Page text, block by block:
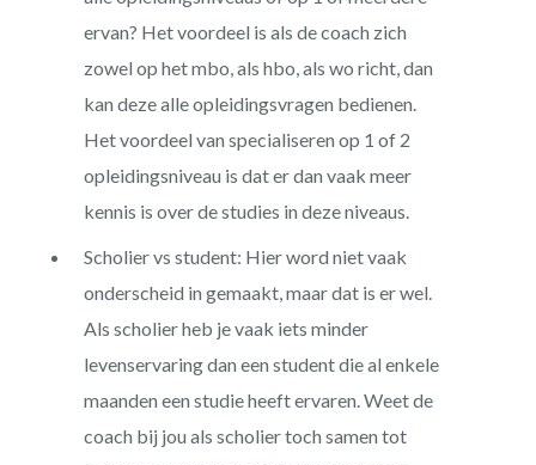
ervan? Het voordeel is als de coach zich
zowel op het mbo, als hbo, als wo richt, dan
kan deze alle opleidingsvragen bedienen.
Het voordeel van specialiseren op 1 of 2
opleidingsniveau is dat er dan vaak meer
kennis is over de studies in deze niveaus.
Scholier vs student: Hier word niet vaak
onderscheid in gemaakt, maar dat is er wel.
Als scholier heb je vaak iets minder
levenservaring dan een student die al enkele
maanden een studie heeft ervaren. Weet de
coach bij jou als scholier toch samen tot